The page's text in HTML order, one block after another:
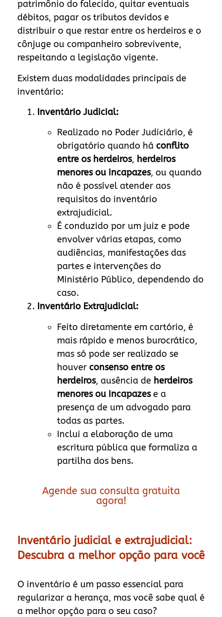
patrimônio do falecido, quitar eventuais
débitos, pagar os tributos devidos e
distribuir o que restar entre os herdeiros e o
cônjuge ou companheiro sobrevivente,
respeitando a legislação vigente.
Existem duas modalidades principais de
inventário:
Inventário Judicial:
Realizado no Poder Judiciário, é
obrigatório quando há conflito
entre os herdeiros, herdeiros
menores ou incapazes, ou quando
não é possível atender aos
requisitos do inventário
extrajudicial.
É conduzido por um juiz e pode
envolver várias etapas, como
audiências, manifestações das
partes e intervenções do
Ministério Público, dependendo do
caso.
Inventário Extrajudicial:
Feito diretamente em cartório, é
mais rápido e menos burocrático,
mas só pode ser realizado se
houver consenso entre os
herdeiros, ausência de herdeiros
menores ou incapazese a
presença de um advogado para
todas as partes.
Inclui a elaboração de uma
escritura pública que formaliza a
partilha dos bens.
Agende sua consulta gratuita
agora!
Inventário judicial e extrajudicial:
Descubra a melhor opção para você
O inventário é um passo essencial para
regularizar a herança, mas você sabe qual é
a melhor opção para o seu caso?